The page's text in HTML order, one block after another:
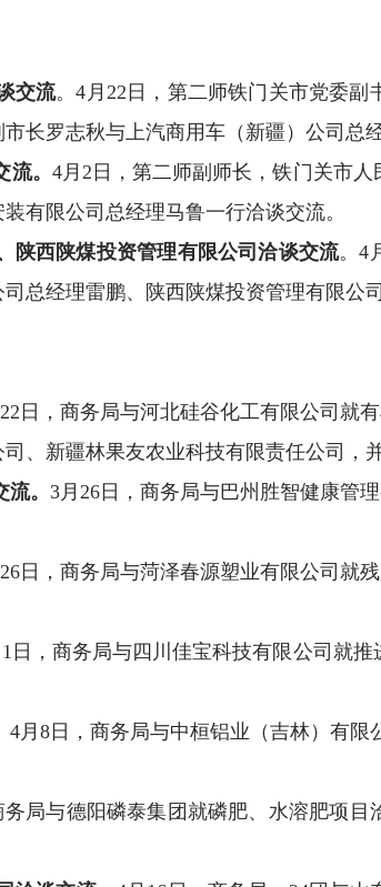
交流。4 月 22 日，第二师铁门关市党委
长罗志秋与上汽商用车（新疆）公司总
流。 4月 2 日，第二师副师长，铁门关市
有限公司总经理马鲁一行洽谈交流。
陕西陕煤投资管理有限公司洽谈交流。4
总经理雷鹏、陕西陕煤投资管理有限公
22 日，商务局与河北硅谷化工有限公司就
、新疆林果友农业科技有限责任公司，
流。3月26 日，商务局与巴州胜智健康管
26 日，商务局与菏泽春源塑业有限公司就
1 日，商务局与四川佳宝科技有限公司 就推
4月8 日，商务局与中桓铝业（吉林）有限
务局与德阳磷泰集团就磷肥、水溶肥项目